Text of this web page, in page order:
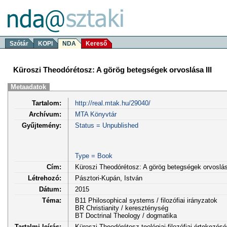
Szótár KOPI NDA Kereső
Küroszi Theodórétosz: A görög betegségek orvoslása III
Metaadatok
Tartalom:
http://real.mtak.hu/29040/
Archívum:
MTA Könyvtár
Gyűjtemény:
Status = Unpublished
Type = Book
Cím:
Küroszi Theodórétosz: A görög betegségek
Létrehozó:
Pásztori-Kupán, István
Dátum:
2015
Téma:
B11 Philosophical systems / filozófiai irányzatok
BR Christianity / kereszténység
BT Doctrinal Theology / dogmatika